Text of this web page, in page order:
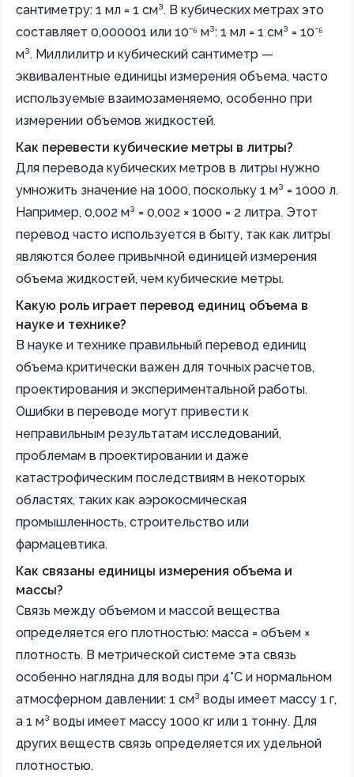
сантиметру: 1 мл = 1 см³. В кубических метрах это
составляет 0,000001 или 10⁻⁶ м³: 1 мл = 1 см³ = 10⁻⁶
м³. Миллилитр и кубический сантиметр —
эквивалентные единицы измерения объема, часто
используемые взаимозаменяемо, особенно при
измерении объемов жидкостей.
Как перевести кубические метры в литры?
Для перевода кубических метров в литры нужно
умножить значение на 1000, поскольку 1 м³ = 1000 л.
Например, 0,002 м³ = 0,002 × 1000 = 2 литра. Этот
перевод часто используется в быту, так как литры
являются более привычной единицей измерения
объема жидкостей, чем кубические метры.
Какую роль играет перевод единиц объема в
науке и технике?
В науке и технике правильный перевод единиц
объема критически важен для точных расчетов,
проектирования и экспериментальной работы.
Ошибки в переводе могут привести к
неправильным результатам исследований,
проблемам в проектировании и даже
катастрофическим последствиям в некоторых
областях, таких как аэрокосмическая
промышленность, строительство или
фармацевтика.
Как связаны единицы измерения объема и
массы?
Связь между объемом и массой вещества
определяется его плотностью: масса = объем ×
плотность. В метрической системе эта связь
особенно наглядна для воды при 4°C и нормальном
атмосферном давлении: 1 см³ воды имеет массу 1 г,
а 1 м³ воды имеет массу 1000 кг или 1 тонну. Для
других веществ связь определяется их удельной
плотностью.